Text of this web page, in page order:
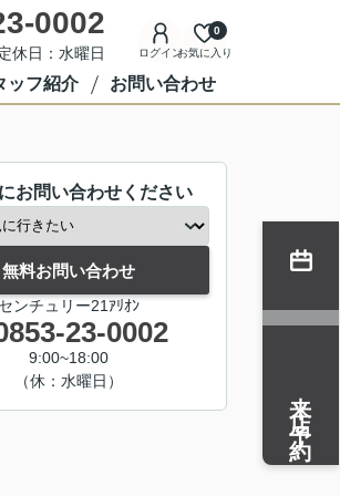
0002
休日：水曜日 ログインお気に入り
0
ッフ紹介 お問い合わせ
お問い合わせください
無料お問い合わせ
センチュリー21ｱﾘｵﾝ
23-0002
9:00~18:00
（休：水曜日）
来店予約